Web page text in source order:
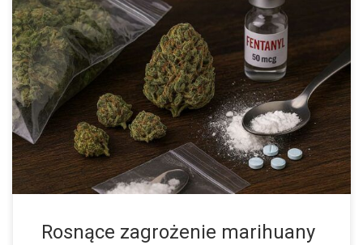
Marihuana z czarnego rynku bywa zanieczyszczona fentanylem.
Dowiedz się, jak się chronić i gdzie kupować sprawdzone
nasiona do własnej uprawy. Marihuana zanieczyszczona
fentanylem – realne zagrożenie Czarny rynek marihuany staje […]
Rosnące zagrożenie marihuany